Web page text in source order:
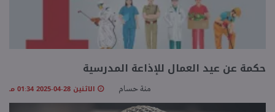
حكمة عن عيد العمال للإذاعة المدرسية
منة حسام الاثنين 28-04-2025 01:34 مـ